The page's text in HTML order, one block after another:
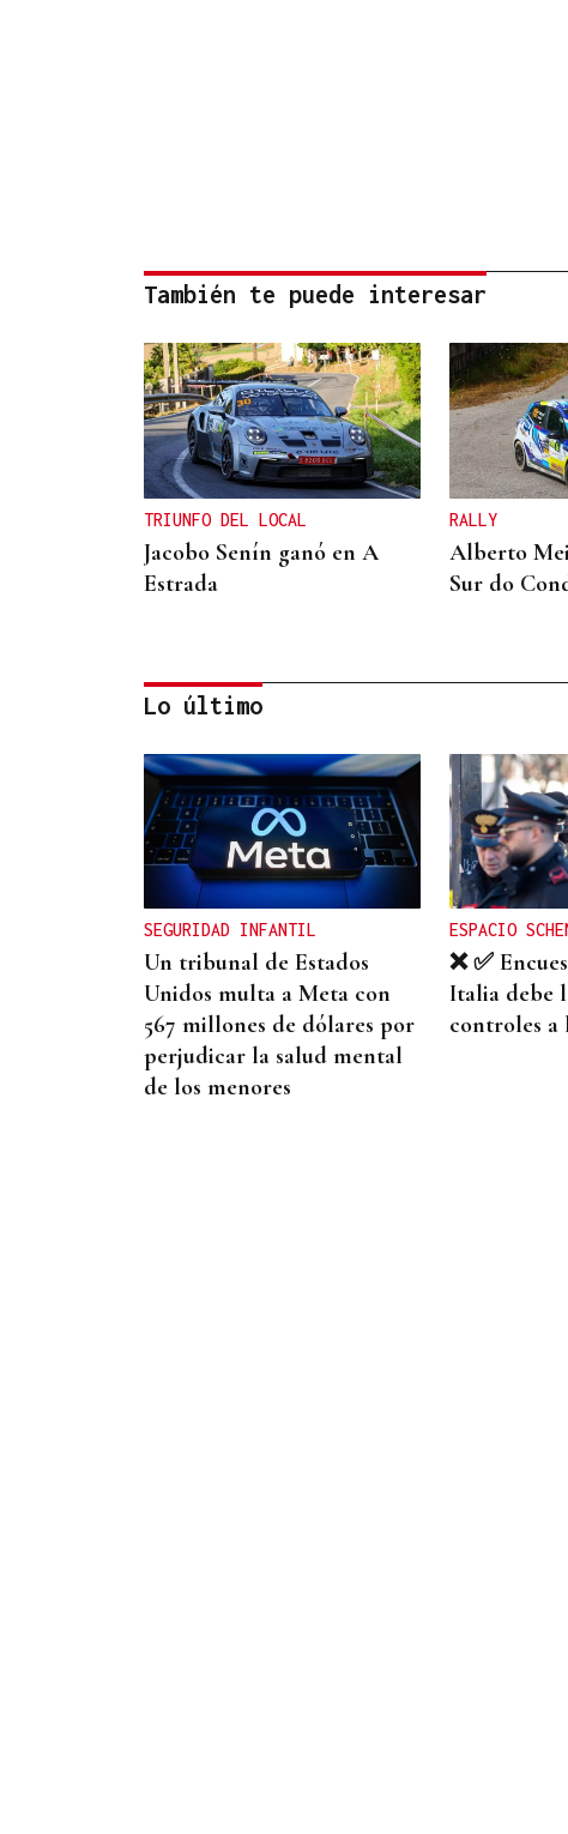
También te puede interesar
TRIUNFO DEL LOCAL
Jacobo Senín ganó en A
Estrada
RALLY
Alberto
Sur do
A TODA VELOCIDAD
Vídeo | Así fue el
espectacular salto de
“Cohete” Suárez en el Rally
Rías Baixas que dejó sin
respiración a los
aficionados
Lo último
SEGURIDAD INFANTIL
Un tribunal de Estados
Unidos multa a Meta con
567 millones de dólares por
perjudicar la salud mental
de los menores
ESPACIO
❌ ✅
Italia debe
controles a